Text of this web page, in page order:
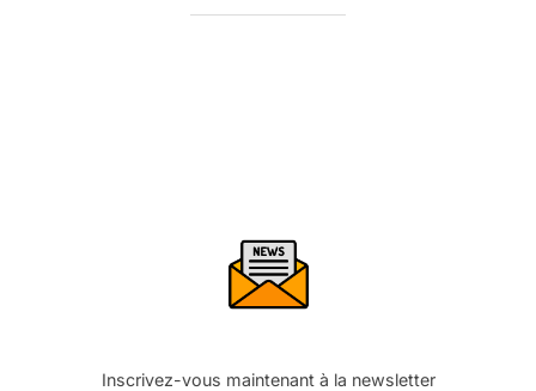
Inscrivez-vous maintenant à la newsletter